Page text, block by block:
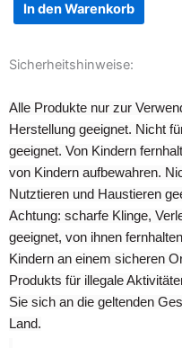
In den Warenkorb
Sicherheitshinweise:
Alle Produkte nur zur
Herstellung geeignet. Nicht
geeignet. Von Kindern
von Kindern aufbewahren.
Nutztieren und Haustieren
Achtung: scharfe Klinge,
geeignet, von ihnen
Kindern an einem sicheren
Produkts für illegale
Sie sich an die geltenden
Land.